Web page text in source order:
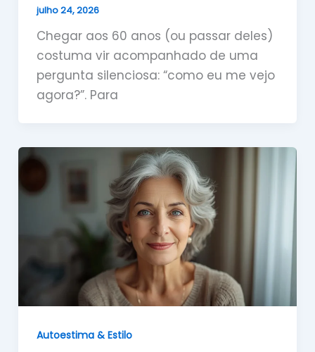
julho 24, 2026
Chegar aos 60 anos (ou passar deles)
costuma vir acompanhado de uma
pergunta silenciosa: “como eu me vejo
agora?”. Para
Autoestima & Estilo